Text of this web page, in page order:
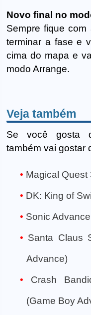
Novo final no
Sempre fique
terminar a fase e
cima do mapa e
modo Arrange.
Veja também
Se você gosta
também vai gostar
Magical Quest
DK: King of
Sonic
Santa Claus
Advance)
Crash
(Game Boy